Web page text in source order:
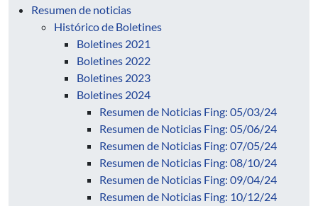
Resumen de noticias
Histórico de Boletines
Boletines 2021
Boletines 2022
Boletines 2023
Boletines 2024
Resumen de Noticias Fing: 05/03/24
Resumen de Noticias Fing: 05/06/24
Resumen de Noticias Fing: 07/05/24
Resumen de Noticias Fing: 08/10/24
Resumen de Noticias Fing: 09/04/24
Resumen de Noticias Fing: 10/12/24